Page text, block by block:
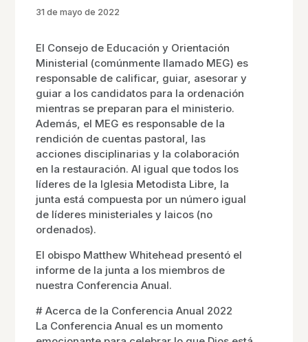
31 de mayo de 2022
El Consejo de Educación y Orientación
Ministerial (comúnmente llamado MEG) es
responsable de calificar, guiar, asesorar y
guiar a los candidatos para la ordenación
mientras se preparan para el ministerio.
Además, el MEG es responsable de la
rendición de cuentas pastoral, las
acciones disciplinarias y la colaboración
en la restauración. Al igual que todos los
líderes de la Iglesia Metodista Libre, la
junta está compuesta por un número igual
de líderes ministeriales y laicos (no
ordenados).
El obispo Matthew Whitehead presentó el
informe de la junta a los miembros de
nuestra Conferencia Anual.
# Acerca de la Conferencia Anual 2022
La Conferencia Anual es un momento